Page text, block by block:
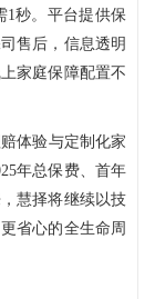
1秒。平台提供保
售后，信息透明
家庭保障配置不
体验与定制化家
年总保费、首年
慧择将继续以技
省心的全生命周